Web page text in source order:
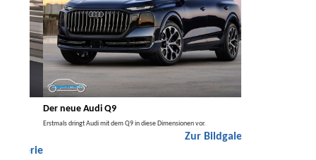
Der neue Audi Q9
Erstmals dringt Audi mit dem Q9 in diese Dimensionen vor.
Zur Bildgalerie